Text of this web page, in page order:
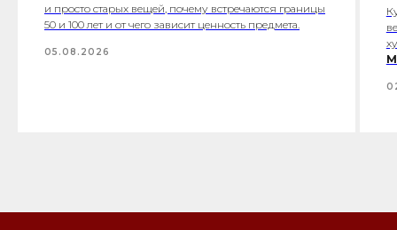
и просто старых вещей, почему встречаются границы
50 и 100 лет и от чего зависит ценность предмета.
05.08.2026